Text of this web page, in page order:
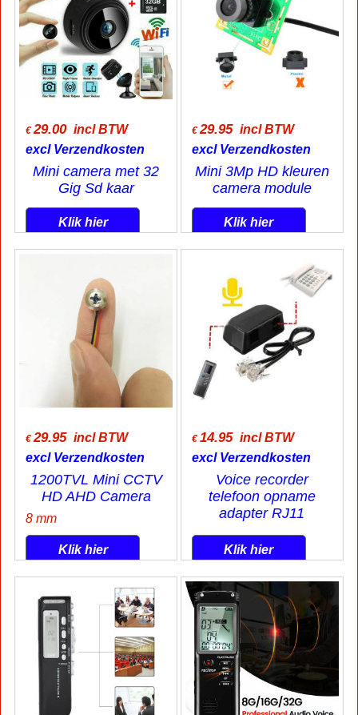
€ 29.00 incl BTW
excl Verzendkosten
Mini camera met 32
Gig Sd kaar
Klik hier
€ 29.95 incl BTW
excl Verzendkosten
Mini 3Mp HD kleuren
camera module
Klik hier
€ 29.95 incl BTW
excl Verzendkosten
1200TVL Mini CCTV
HD AHD Camera
8 mm
€ 14.95 incl BTW
excl Verzendkosten
Voice recorder
telefoon opname
adapter RJ11